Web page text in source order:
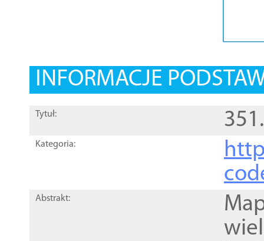
INFORMACJE
Tytuł:
Kategoria:
Abstrakt: